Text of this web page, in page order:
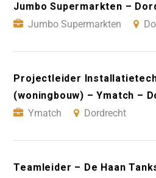
Jumbo Supermarkten –
Jumbo Supermarkten
Projectleider
(woningbouw) – Ymatch –
Ymatch
Dordrecht
Teamleider – De Haan